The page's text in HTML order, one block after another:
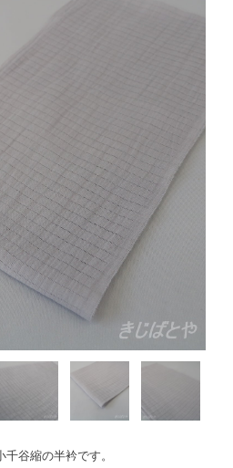
谷縮の半衿です。